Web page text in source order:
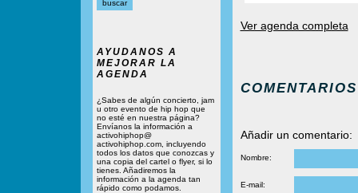
AYUDANOS A
MEJORAR LA
AGENDA
¿Sabes de algún concierto, jam
u otro evento de hip hop que
no esté en nuestra página?
Envíanos la información a
activohiphop@
activohiphop.com, incluyendo
todos los datos que conozcas y
una copia del cartel o flyer, si lo
tienes. Añadiremos la
información a la agenda tan
rápido como podamos.
Ver agenda completa
COMENTARIOS
Añadir un comentario:
Nombre:
E-mail: